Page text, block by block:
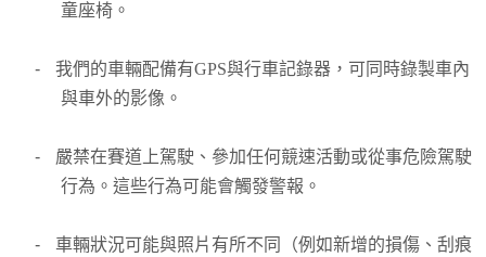
童座椅。
-
我們的車輛配備有GPS與行車記錄器，可同時錄製車內
與車外的影像。
-
嚴禁在賽道上駕駛、參加任何競速活動或從事危險駕駛
行為。這些行為可能會觸發警報。
-
車輛狀況可能與照片有所不同（例如新增的損傷、刮痕